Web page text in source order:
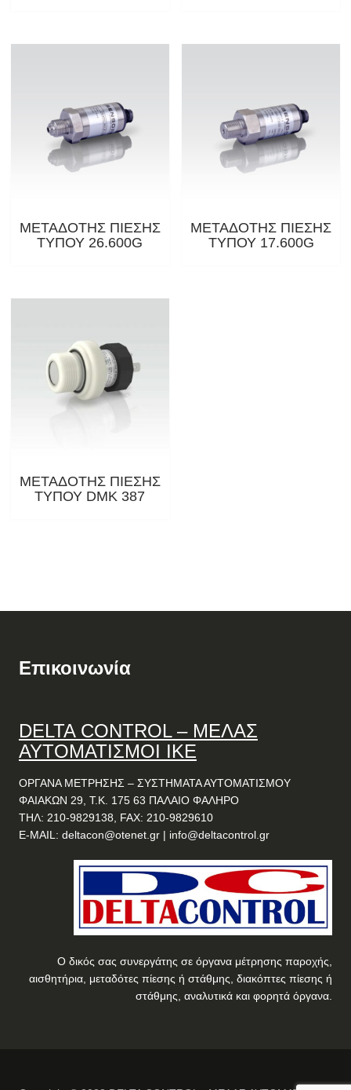
ΜΕΤΑΔΟΤΗΣ ΠΙΕΣΗΣ
ΤΥΠΟΥ 26.600G
ΜΕΤΑΔΟΤΗΣ ΠΙΕΣΗΣ
ΤΥΠΟΥ 17.600G
ΜΕΤΑΔΟΤΗΣ ΠΙΕΣΗΣ
ΤΥΠΟΥ DMK 387
Επικοινωνία
DELTA CONTROL– ΜΕΛΑΣ
ΑΥΤΟΜΑΤΙΣΜΟΙ ΙΚΕ
ΟΡΓΑΝΑ ΜΕΤΡΗΣΗΣ – ΣΥΣΤΗΜΑΤΑ ΑΥΤΟΜΑΤΙΣΜΟΥ
ΦΑΙΑΚΩΝ 29, Τ.Κ. 175 63 ΠΑΛΑΙΟ ΦΑΛΗΡΟ
ΤΗΛ: 210-9829138, FAX: 210-9829610
E-MAIL: deltacon@otenet.gr| info@deltacontrol.gr
Ο δικός σας συνεργάτης σε όργανα μέτρησης παροχής,
αισθητήρια, μεταδότες πίεσης ή στάθμης, διακόπτες πίεσης ή
στάθμης, αναλυτικά και φορητά όργανα.